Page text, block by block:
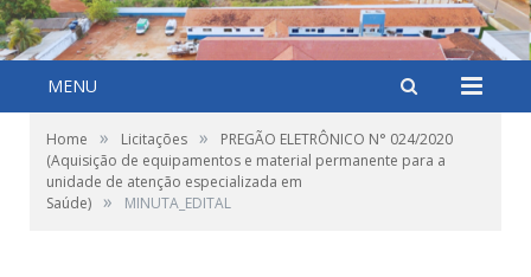
MENU
Home » Licitações »
PREGÃO ELETRÔNICO N° 024/2020
(Aquisição de equipamentos e material permanente para a
unidade de atenção especializada em
Saúde) » MINUTA_EDITAL